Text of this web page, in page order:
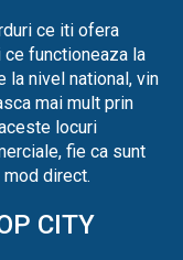
ce iti ofera
functioneaza la
la nivel national, vin
mai mult prin
locuri
fie ca sunt
direct.
CITY